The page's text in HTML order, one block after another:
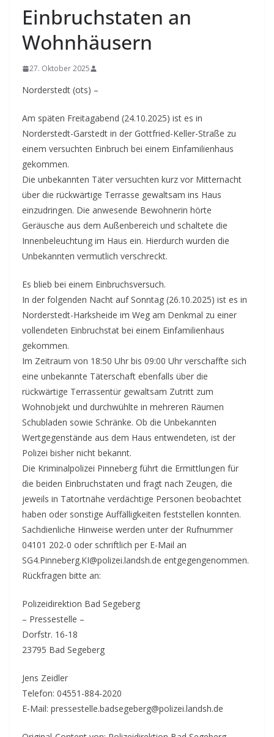
Einbruchstaten an
Wohnhäusern
27. Oktober 2025
Norderstedt (ots) –
Am späten Freitagabend (24.10.2025) ist es in
Norderstedt-Garstedt in der Gottfried-Keller-Straße zu
einem versuchten Einbruch bei einem Einfamilienhaus
gekommen.
Die unbekannten Täter versuchten kurz vor Mitternacht
über die rückwärtige Terrasse gewaltsam ins Haus
einzudringen. Die anwesende Bewohnerin hörte
Geräusche aus dem Außenbereich und schaltete die
Innenbeleuchtung im Haus ein. Hierdurch wurden die
Unbekannten vermutlich verschreckt.
Es blieb bei einem Einbruchsversuch.
In der folgenden Nacht auf Sonntag (26.10.2025) ist es in
Norderstedt-Harksheide im Weg am Denkmal zu einer
vollendeten Einbruchstat bei einem Einfamilienhaus
gekommen.
Im Zeitraum von 18:50 Uhr bis 09:00 Uhr verschaffte sich
eine unbekannte Täterschaft ebenfalls über die
rückwärtige Terrassentür gewaltsam Zutritt zum
Wohnobjekt und durchwühlte in mehreren Räumen
Schubladen sowie Schränke. Ob die Unbekannten
Wertgegenstände aus dem Haus entwendeten, ist der
Polizei bisher nicht bekannt.
Die Kriminalpolizei Pinneberg führt die Ermittlungen für
die beiden Einbruchstaten und fragt nach Zeugen, die
jeweils in Tatortnähe verdächtige Personen beobachtet
haben oder sonstige Auffälligkeiten feststellen konnten.
Sachdienliche Hinweise werden unter der Rufnummer
04101 202-0 oder schriftlich per E-Mail an
SG4.Pinneberg.KI@polizei.landsh.de entgegengenommen.
Rückfragen bitte an:
Polizeidirektion Bad Segeberg
– Pressestelle –
Dorfstr. 16-18
23795 Bad Segeberg
Jens Zeidler
Telefon: 04551-884-2020
E-Mail: pressestelle.badsegeberg@polizei.landsh.de